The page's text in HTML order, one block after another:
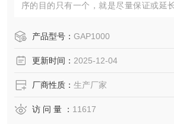
序的目的只有一个，就是尽量保证或延
采用燃料电池和红外原理，结合了当今*
式气体分析仪，具有超快响应速度、校
产品型号： GAP1000
更新时间： 2025-12-04
厂商性质： 生产厂家
访 问 量 ： 11617